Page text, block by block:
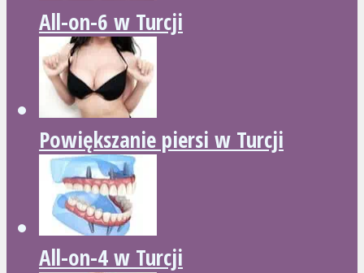
All-on-6 w Turcji
Powiększanie piersi w Turcji
All-on-4 w Turcji